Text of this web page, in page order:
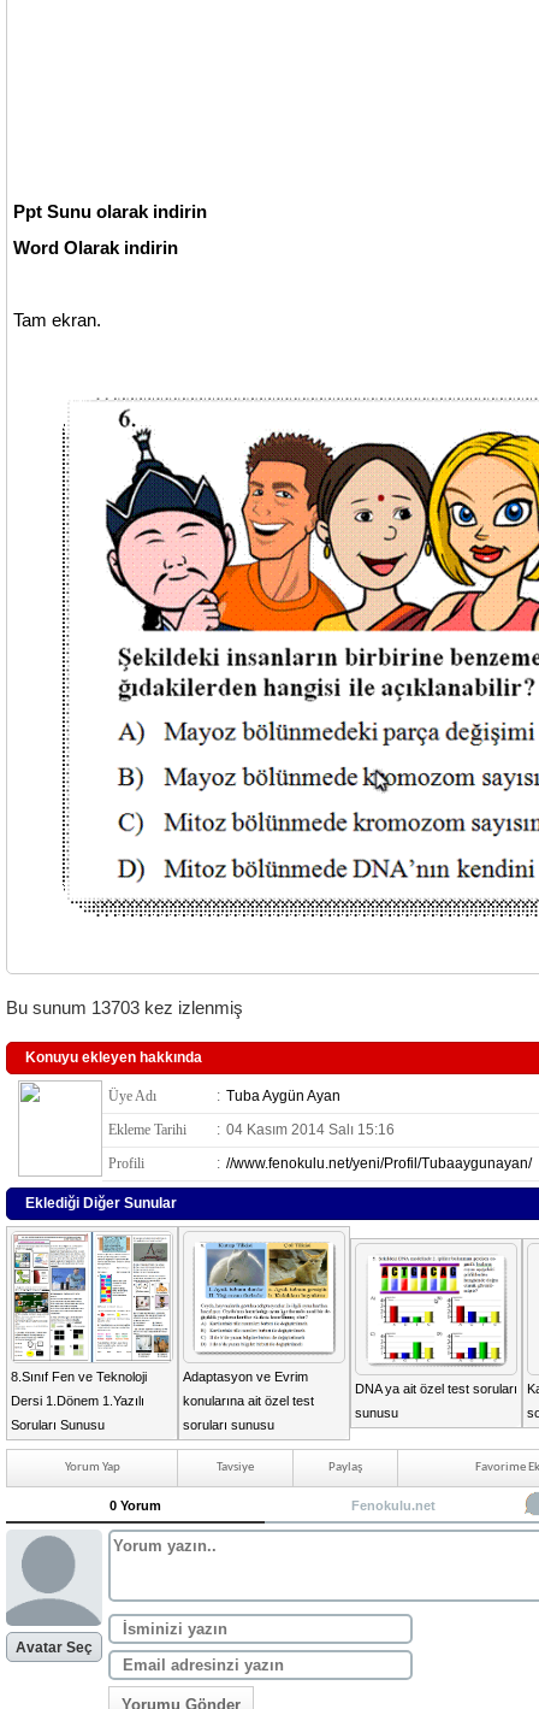
Ppt Sunu olarak indirin
Word Olarak indirin
Tam ekran.
Bu sunum 13703 kez izlenmiş
Konuyu ekleyen hakkında
Üye Adı : Tuba Aygün Ayan
Ekleme Tarihi
: 04 Kasım 2014 Salı 15:16
Profili
: //www.fenokulu.net/yeni/Profil/Tubaaygunayan/
Eklediği Diğer Sunular
8.Sınıf Fen ve Teknoloji
Dersi 1.Dönem 1.Yazılı
Soruları Sunusu
Adaptasyon ve Evrim
konularına ait özel test
soruları sunusu
DNA ya ait özel test soruları
sunusu
Yorum Yap Tavsiye Paylaş Favorime
0 Yorum Fenokulu.net
Avatar Seç
Yorumu Gönder